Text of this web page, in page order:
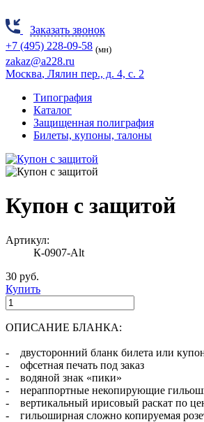
Заказать звонок
+7 (495) 228-09-58 (мн)
zakaz@a228.ru
Москва, Лялин пер., д. 4, с. 2
Типография
Каталог
Защищенная полиграфия
Билеты, купоны, талоны
Купон с защитой
Артикул:
К-0907-Alt
30 руб.
Купить
ОПИСАНИЕ БЛАНКА:
- двусторонний бланк билета или
- офсетная печать под заказ
- водяной знак «пики»
- нераппортные некопирующие
- вертикальный ирисовый раскат по
- гильоширная сложно копируемая